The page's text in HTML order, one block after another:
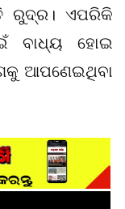
ରୁଦ୍ର। ଏପରିକି
ବାଧ୍ୟ ହୋଇ
ଆପଣେଇଥିବା